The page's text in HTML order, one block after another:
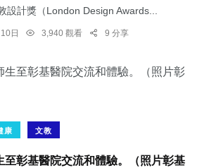
設計獎（London Design Awards...
日 3,940 觀看 9 分享
康 文教
至彰基醫院交流和體驗。（照片彰基